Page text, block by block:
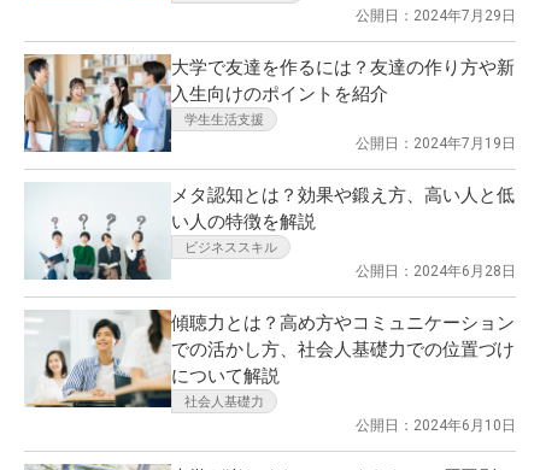
公開日：2024年7月29日
大学で友達を作るには？友達の作り方や新
入生向けのポイントを紹介
学生生活支援
公開日：2024年7月19日
メタ認知とは？効果や鍛え方、高い人と低
い人の特徴を解説
ビジネススキル
公開日：2024年6月28日
傾聴力とは？高め方やコミュニケーション
での活かし方、社会人基礎力での位置づけ
について解説
社会人基礎力
公開日：2024年6月10日